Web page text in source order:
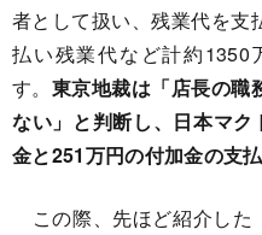
者として扱い、残業代を支
払い残業代など計約1350
す。 東京地裁は「店長の職
ない」と判断し、日本マ
金と251万円の付加金の支
この際、先ほど紹介した